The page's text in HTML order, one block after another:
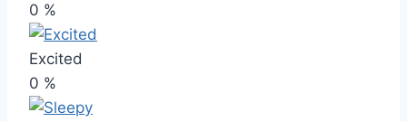
0 %
Excited
0 %